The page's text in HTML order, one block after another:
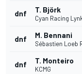
dnf T. Björk
Cyan Racing
dnf M. Bennani
Sébastien Loeb
dnf T. Monteiro
KCMG